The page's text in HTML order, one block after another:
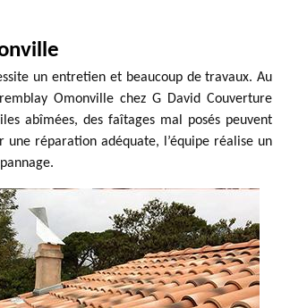
un entretien et beaucoup de travaux. Au
Omonville chez G David Couverture
abîmées, des faîtages mal posés peuvent
réparation adéquate, l’équipe réalise un